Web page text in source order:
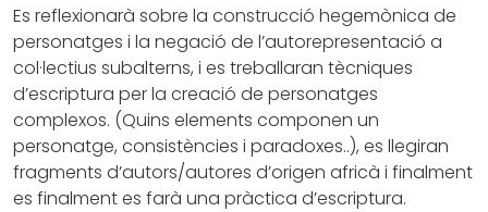
Es reflexionarà sobre la construcció hegemònica de
personatges i la negació de l’autorepresentació a
col·lectius subalterns, i es treballaran tècniques
d’escriptura per la creació de personatges
complexos. (Quins elements componen un
personatge, consistències i paradoxes..), es llegiran
fragments d’autors/autores d’origen africà i finalment
es finalment es farà una pràctica d’escriptura.